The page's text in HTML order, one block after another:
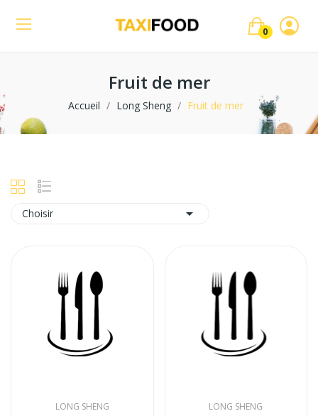
0
Fruit de mer
Accueil Long Sheng Fruit de mer
Choisir 
LONG SHENG LONG SHENG